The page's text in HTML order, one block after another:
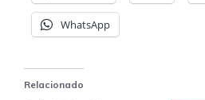
WhatsApp
Relacionado